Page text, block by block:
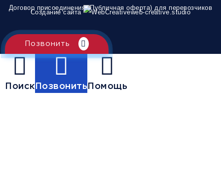
Договор присоединения (Публичная оферта) для перевозчиков
Создание сайта web-creative.studio
Позвонить
ПоискПозвонитьПомощь